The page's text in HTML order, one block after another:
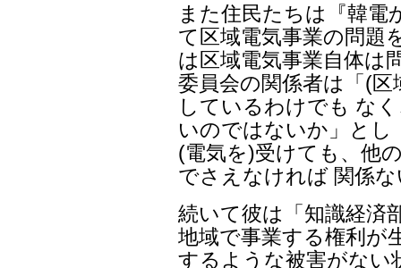
また住民たちは『韓電
て区域電気事業の問題
は区域電気事業自体は
委員会の関係者は「(
しているわけでも な
いのではないか」とし
(電気を)受けても、他
でさえなければ 関係
続いて彼は「知識経済
地域で事業する権利が
するような被害がない